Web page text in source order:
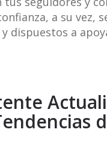
a su vez,
dispuestos a